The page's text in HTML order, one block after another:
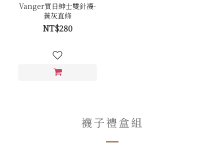
Vanger質日紳士雙針襪-
黃灰直條
NT$280
襪子禮盒組